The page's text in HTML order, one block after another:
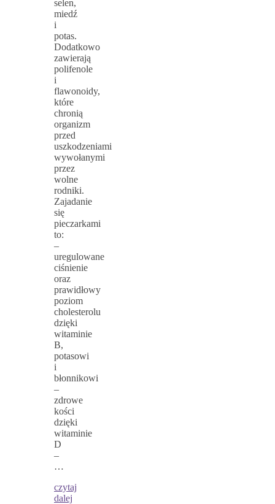
selen,
miedź
i
potas.
Dodatkowo
zawierają
polifenole
i
flawonoidy,
które
chronią
organizm
przed
uszkodzeniami
wywołanymi
przez
wolne
rodniki.
Zajadanie
się
pieczarkami
to:
–
uregulowane
ciśnienie
oraz
prawidłowy
poziom
cholesterolu
dzięki
witaminie
B,
potasowi
i
błonnikowi
–
zdrowe
kości
dzięki
witaminie
D
–
…
czytaj
dalej